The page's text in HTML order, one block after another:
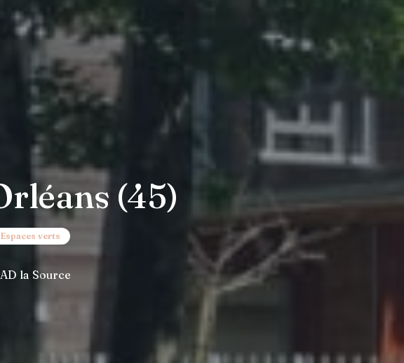
(45)
Espaces verts
la Source